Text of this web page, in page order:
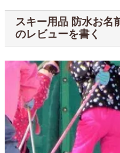
スキー用品 防水お名
のレビューを書く